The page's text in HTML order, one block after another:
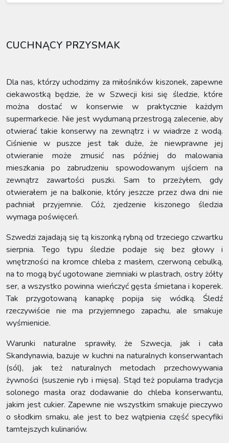
CUCHNĄCY PRZYSMAK
Dla nas, którzy uchodzimy za miłośników kiszonek, zapewne
ciekawostką będzie, że w Szwecji kisi się śledzie, które
można dostać w konserwie w praktycznie każdym
supermarkecie. Nie jest wydumaną przestrogą zalecenie, aby
otwierać takie konserwy na zewnątrz i w wiadrze z wodą.
Ciśnienie w puszce jest tak duże, że niewprawne jej
otwieranie może zmusić nas później do malowania
mieszkania po zabrudzeniu spowodowanym ujściem na
zewnątrz zawartości puszki. Sam to przeżyłem, gdy
otwierałem je na balkonie, który jeszcze przez dwa dni nie
pachniał przyjemnie. Cóż, zjedzenie kiszonego śledzia
wymaga poświęceń.
Szwedzi zajadają się tą kiszonką rybną od trzeciego czwartku
sierpnia. Tego typu śledzie podaje się bez głowy i
wnętrzności na kromce chleba z masłem, czerwoną cebulką,
na to mogą być ugotowane ziemniaki w plastrach, ostry żółty
ser, a wszystko powinna wieńczyć gęsta śmietana i koperek.
Tak przygotowaną kanapkę popija się wódką. Śledź
rzeczywiście nie ma przyjemnego zapachu, ale smakuje
wyśmienicie.
Warunki naturalne sprawiły, że Szwecja, jak i cała
Skandynawia, bazuje w kuchni na naturalnych konserwantach
(sól), jak też naturalnych metodach przechowywania
żywności (suszenie ryb i mięsa). Stąd też popularna tradycja
solonego masła oraz dodawanie do chleba konserwantu,
jakim jest cukier. Zapewne nie wszystkim smakuje pieczywo
o słodkim smaku, ale jest to bez wątpienia część specyfiki
tamtejszych kulinariów.